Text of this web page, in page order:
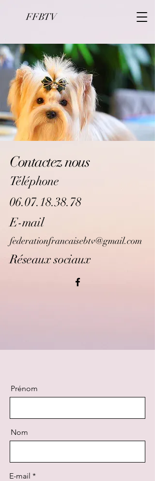
FFBTV
Contactez nous
Téléphone
06.07.18.38.78
E-mail
federationfrancaisebtv@gmail.com
Réseaux sociaux
Prénom
Nom
E-mail